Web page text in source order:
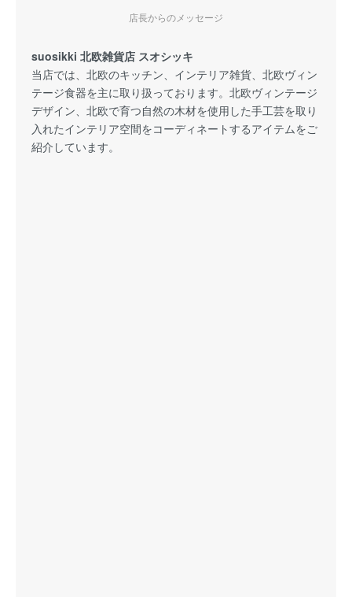
店長からのメッセージ
suosikki 北欧雑貨店 スオシッキ
当店では、北欧のキッチン、インテリア雑貨、北欧ヴィン
テージ食器を主に取り扱っております。北欧ヴィンテージ
デザイン、北欧で育つ自然の木材を使用した手工芸を取り
入れたインテリア空間をコーディネートするアイテムをご
紹介しています。